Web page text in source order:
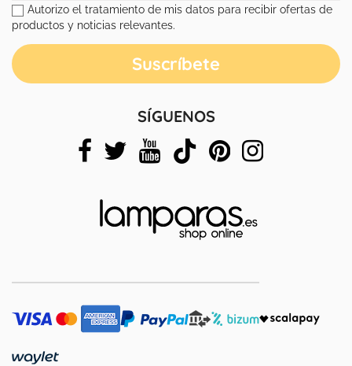
Autorizo el tratamiento de mis datos para recibir ofertas de
productos y noticias relevantes.
SÍGUENOS